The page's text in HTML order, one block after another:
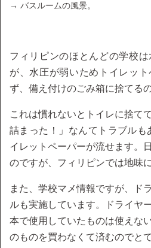
→ バスルームの風景。
フィリピンのほとんどの学校
が、水圧が弱いためトイレッ
ず、備え付けのごみ箱に捨てる
これは慣れないとトイレに捨て
詰まった！」なんてトラブルも
イレットペーパーが流せます。
のですが、フィリピンでは地味
また、学校マメ情報ですが、ド
ルも実施しています。ドライヤ
本で使用していたものは使えな
のものを買わなくて済むのでと